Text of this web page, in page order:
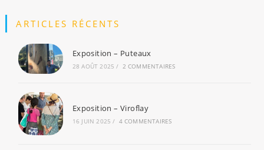
ARTICLES RÉCENTS
Exposition – Puteaux
28 AOÛT 2025 / 2 COMMENTAIRES
Exposition – Viroflay
16 JUIN 2025 / 4 COMMENTAIRES